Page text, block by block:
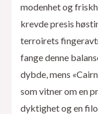
modenhet og
krevde presis
terroirets
fange denne
dybde, mens
som vitner om en
dyktighet og en